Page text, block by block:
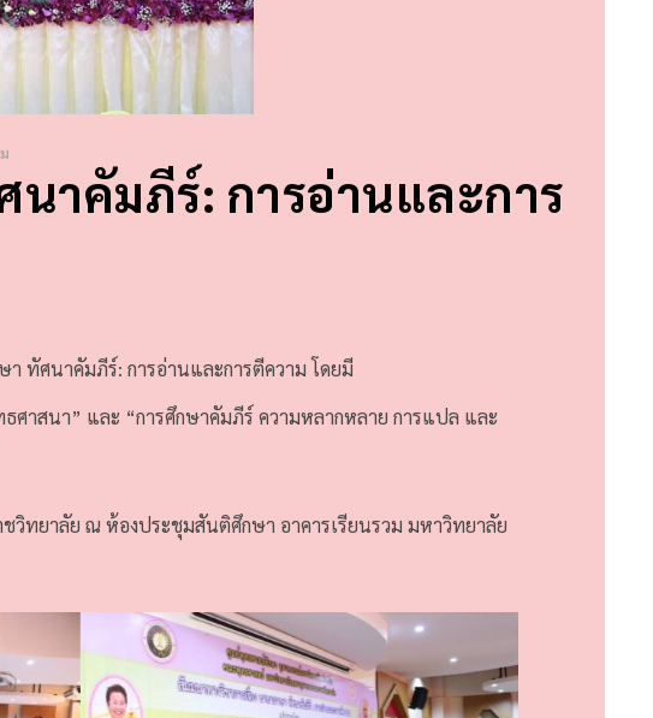
นาคัมภีร์: การอ่านและการ
า ทัศนาคัมภีร์: การอ่านและการตีความ โดยมี
าสนา” และ “การศึกษาคัมภีร์ ความหลากหลาย การแปล และ
ทยาลัย ณ ห้องประชุมสันติศึกษา อาคารเรียนรวม มหาวิทยาลัย